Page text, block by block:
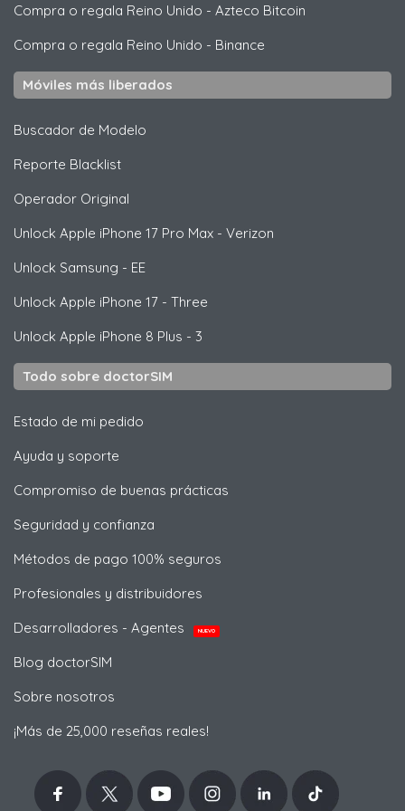
Compra o regala Reino Unido - Azteco Bitcoin
Compra o regala Reino Unido - Binance
Móviles más liberados
Buscador de Modelo
Reporte Blacklist
Operador Original
Unlock Apple iPhone 17 Pro Max - Verizon
Unlock Samsung - EE
Unlock Apple iPhone 17 - Three
Unlock Apple iPhone 8 Plus - 3
Todo sobre doctorSIM
Estado de mi pedido
Ayuda y soporte
Compromiso de buenas prácticas
Seguridad y confianza
Métodos de pago 100% seguros
Profesionales y distribuidores
Desarrolladores - Agentes
NUEVO
Blog doctorSIM
Sobre nosotros
¡Más de 25,000 reseñas reales!